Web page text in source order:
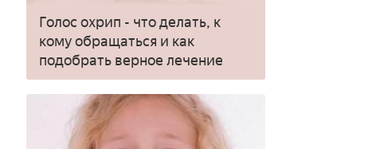
Голос охрип - что делать, к
кому обращаться и как
подобрать верное лечение